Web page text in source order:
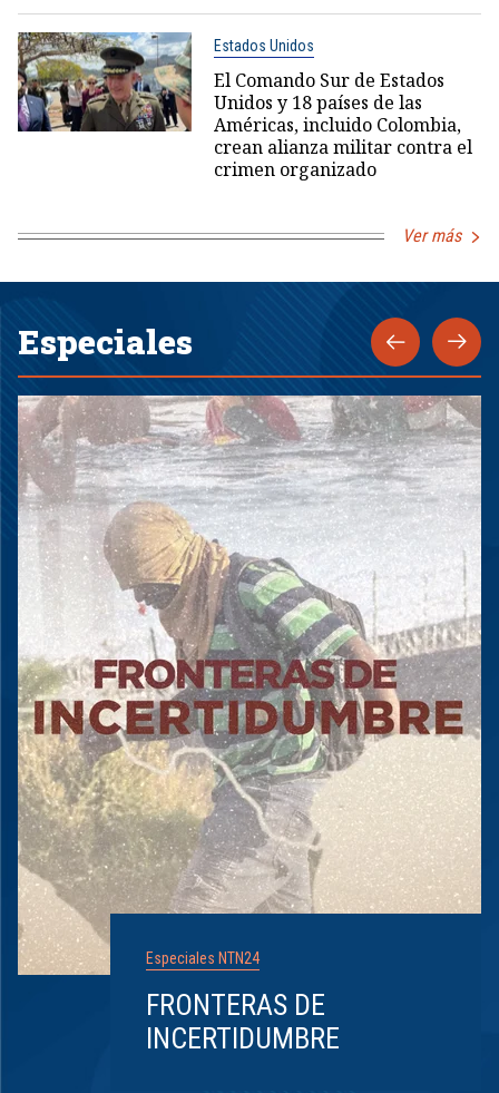
Estados Unidos
El Comando Sur de Estados
Unidos y 18 países de las
Américas, incluido Colombia,
crean alianza militar contra el
crimen organizado
Ver más
Especiales
Especiales NTN24
FRONTERAS DE
INCERTIDUMBRE